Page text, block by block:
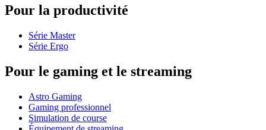
Pour la productivité
Série Master
Série Ergo
Pour le gaming et le streaming
Astro Gaming
Gaming professionnel
Simulation de course